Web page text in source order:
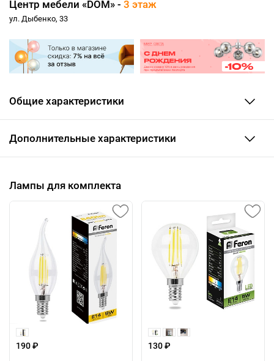
Центр мебели «DOM» - 3 этаж
ул. Дыбенко, 33
Общие характеристики
Дополнительные характеристики
Лампы для комплекта
190 ₽ 130 ₽